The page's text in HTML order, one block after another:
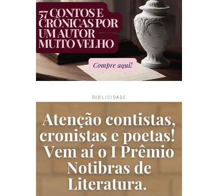
PUBLICIDADE